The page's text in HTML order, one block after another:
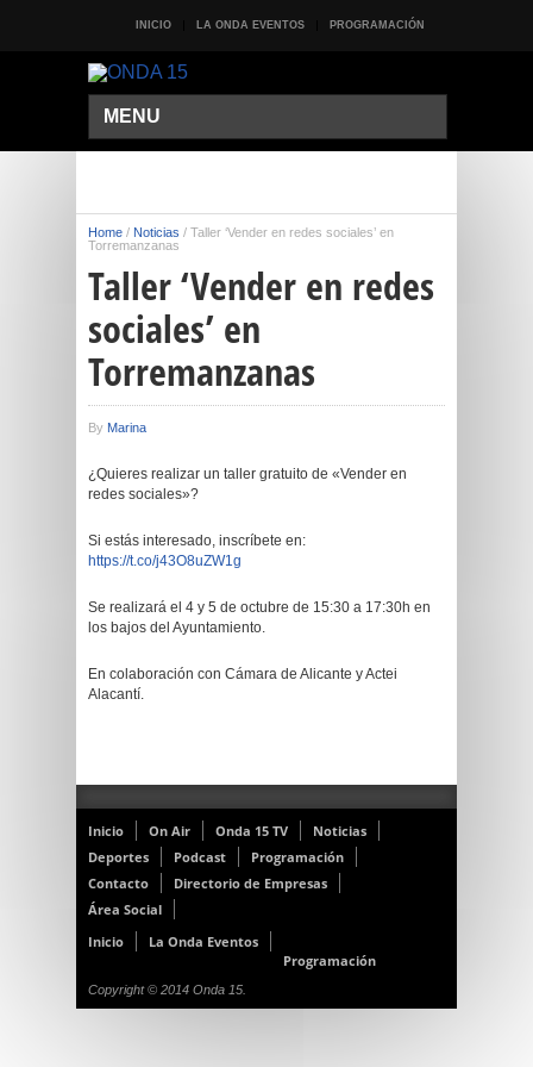
INICIO LA ONDA EVENTOS PROGRAMACIÓN
MENU
Home / Noticias / Taller ‘Vender en redes sociales’ en
Torremanzanas
Taller ‘Vender en redes
sociales’ en
Torremanzanas
By Marina
¿Quieres realizar un taller gratuito de «Vender en
redes sociales»?
Si estás interesado, inscríbete en:
https://t.co/j43O8uZW1g
Se realizará el 4 y 5 de octubre de 15:30 a 17:30h en
los bajos del Ayuntamiento.
En colaboración con Cámara de Alicante y Actei
Alacantí.
Inicio On Air Onda 15 TV
Noticias
Deportes
Podcast
Programación
Contacto
Directorio de Empresas
Área Social
Inicio
La Onda Eventos
Programación
Copyright © 2014 Onda 15.